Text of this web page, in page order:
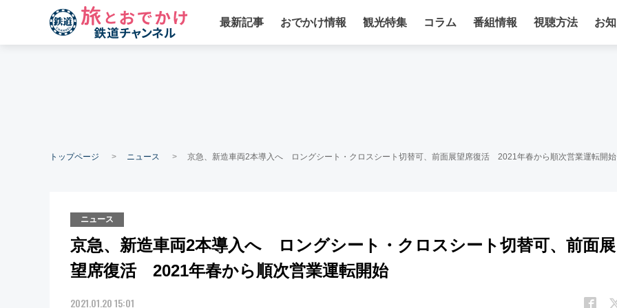
最新記事 おでかけ情報 観光特集 コラム 番組情報 視聴方法 お
トップページ ニュース 京急、新造車両2本導入へ ロングシート・クロスシート切替可、前面展望席復活 2021年春から順次営業運転開始
ニュース
京急、新造車両2本導入へ ロングシート・クロスシート切替可、前面展
望席復活 2021年春から順次営業運転開始
2021.01.20 15:01